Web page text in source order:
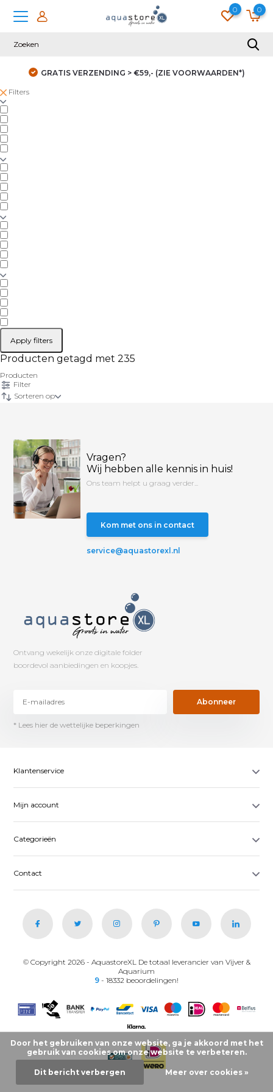
0 0
GRATIS VERZENDING > €59,- (ZIE VOORWAARDEN*)
Filters
Apply filters
Producten getagd met 235
Producten
Filter
Sorteren op
Vragen?
Wij hebben alle kennis in huis!
Ons team helpt u graag verder...
Kom met ons in contact
service@aquastorexl.nl
Ontvang wekelijk onze digitale folder
boordevol aanbiedingen en koopjes.
Abonneer
* Lees hier de wettelijke beperkingen
Klantenservice
Mijn account
Categorieën
Contact
© Copyright 2026 - AquastoreXL De totaal leverancier van Vijver &
Aquarium
9 - 18332 beoordelingen!
Door het gebruiken van onze website, ga je akkoord met het
gebruik van cookies om onze website te verbeteren.
Dit bericht verbergen Meer over cookies »